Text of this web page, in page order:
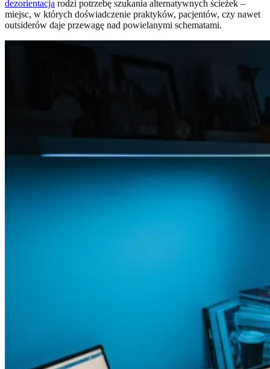
dezorientacja rodzi potrzebę szukania alternatywnych ścieżek –
miejsc, w których doświadczenie praktyków, pacjentów, czy nawet
outsiderów daje przewagę nad powielanymi schematami.